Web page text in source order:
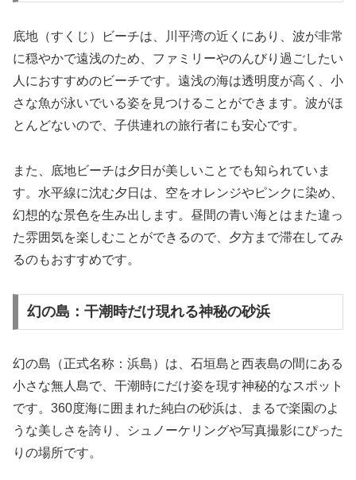
底地（すくじ）ビーチは、川平湾の近くにあり、波が非常
に穏やかで遠浅のため、ファミリーやのんびり過ごしたい
人におすすめのビーチです。遠浅の海は透明度が高く、小
さな魚が泳いでいる姿を見つけることができます。波がほ
とんどないので、子供連れの旅行者にも安心です。
また、底地ビーチは夕日が美しいことでも知られていま
す。水平線に沈む夕日は、空をオレンジやピンクに染め、
幻想的な景色を生み出します。昼間の青い海とはまた違っ
た雰囲気を楽しむことができるので、夕方まで滞在してみ
るのもおすすめです。
幻の島：干潮時だけ現れる神秘の砂浜
幻の島（正式名称：浜島）は、石垣島と西表島の間にある
小さな無人島で、干潮時にだけ姿を現す神秘的なスポット
です。360度海に囲まれた純白の砂浜は、まるで楽園のよ
うな美しさを誇り、シュノーケリングや写真撮影にぴった
りの場所です。